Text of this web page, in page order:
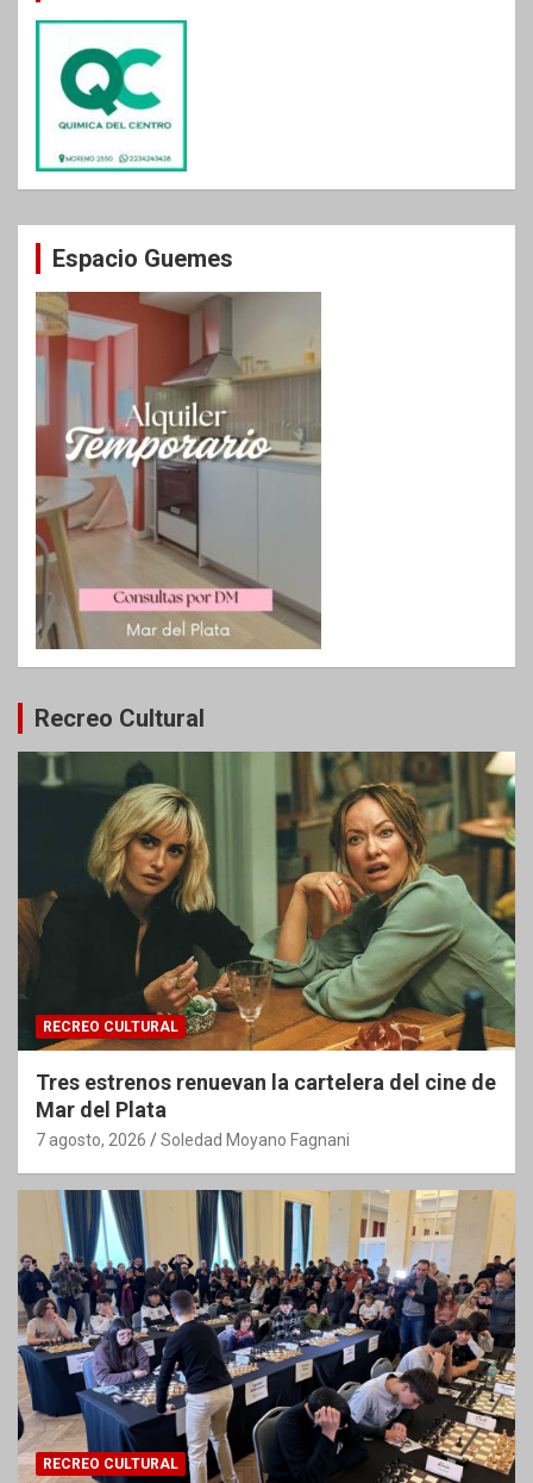
Espacio Guemes
Recreo Cultural
RECREO CULTURAL
Tres estrenos renuevan la cartelera del cine de
Mar del Plata
7 agosto, 2026 Soledad Moyano Fagnani
RECREO CULTURAL